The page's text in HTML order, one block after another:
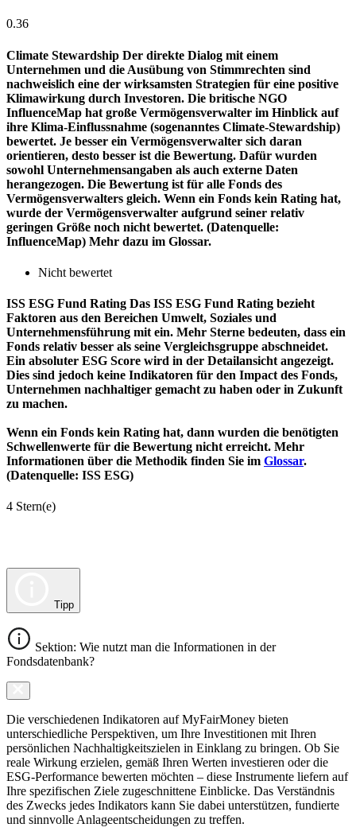
0.36
Climate Stewardship Der direkte Dialog mit einem
Unternehmen und die Ausübung von Stimmrechten sind
nachweislich eine der wirksamsten Strategien für eine positive
Klimawirkung durch Investoren. Die britische NGO
InfluenceMap hat große Vermögensverwalter im Hinblick auf
ihre Klima-Einflussnahme (sogenanntes Climate-Stewardship)
bewertet. Je besser ein Vermögensverwalter sich daran
orientieren, desto besser ist die Bewertung. Dafür wurden
sowohl Unternehmensangaben als auch externe Daten
herangezogen. Die Bewertung ist für alle Fonds des
Vermögensverwalters gleich. Wenn ein Fonds kein Rating hat,
wurde der Vermögensverwalter aufgrund seiner relativ
geringen Größe noch nicht bewertet. (Datenquelle:
InfluenceMap) Mehr dazu im Glossar.
Nicht bewertet
ISS ESG Fund Rating Das ISS ESG Fund Rating bezieht
Faktoren aus den Bereichen Umwelt, Soziales und
Unternehmensführung mit ein. Mehr Sterne bedeuten, dass ein
Fonds relativ besser als seine Vergleichsgruppe abschneidet.
Ein absoluter ESG Score wird in der Detailansicht angezeigt.
Dies sind jedoch keine Indikatoren für den Impact des Fonds,
Unternehmen nachhaltiger gemacht zu haben oder in Zukunft
zu machen.
Wenn ein Fonds kein Rating hat, dann wurden die benötigten
Schwellenwerte für die Bewertung nicht erreicht. Mehr
Informationen über die Methodik finden Sie im Glossar.
(Datenquelle: ISS ESG)
4 Stern(e)
Tipp
Sektion: Wie nutzt man die Informationen in der
Fondsdatenbank?
Die verschiedenen Indikatoren auf MyFairMoney bieten
unterschiedliche Perspektiven, um Ihre Investitionen mit Ihren
persönlichen Nachhaltigkeitszielen in Einklang zu bringen. Ob Sie
reale Wirkung erzielen, gemäß Ihren Werten investieren oder die
ESG-Performance bewerten möchten – diese Instrumente liefern auf
Ihre spezifischen Ziele zugeschnittene Einblicke. Das Verständnis
des Zwecks jedes Indikators kann Sie dabei unterstützen, fundierte
und sinnvolle Anlageentscheidungen zu treffen.